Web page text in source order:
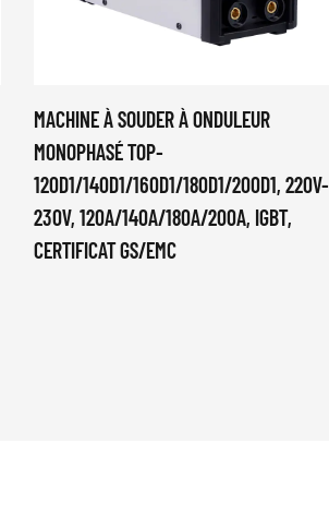
MACHINE À SOUDER À ONDULEUR
MONOPHASÉ TOP-
120D1/140D1/160D1/180D1/200D1, 220V-
230V, 120A/140A/180A/200A, IGBT,
CERTIFICAT GS/EMC